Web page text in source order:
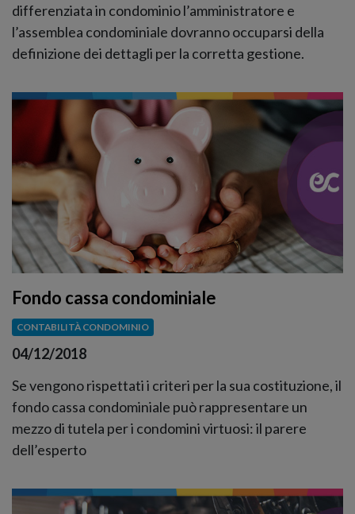
differenziata in condominio l’amministratore e
l’assemblea condominiale dovranno occuparsi della
definizione dei dettagli per la corretta gestione.
Fondo cassa condominiale
CONTABILITÀ CONDOMINIO
04/12/2018
Se vengono rispettati i criteri per la sua costituzione, il
fondo cassa condominiale può rappresentare un
mezzo di tutela per i condomini virtuosi: il parere
dell’esperto